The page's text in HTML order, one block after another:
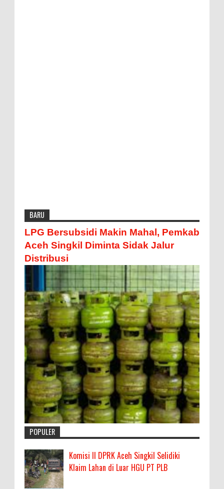
BARU
LPG Bersubsidi Makin Mahal, Pemkab
Aceh Singkil Diminta Sidak Jalur
Distribusi
POPULER
Komisi II DPRK Aceh Singkil Selidiki
Klaim Lahan di Luar HGU PT PLB